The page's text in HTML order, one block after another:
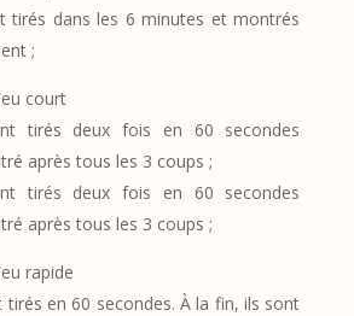
tirés dans les 6 minutes et montrés
;
court
tirés deux fois en 60 secondes
après tous les 3 coups ;
tirés deux fois en 60 secondes
après tous les 3 coups ;
rapide
tirés en 60 secondes. À la fin, ils sont